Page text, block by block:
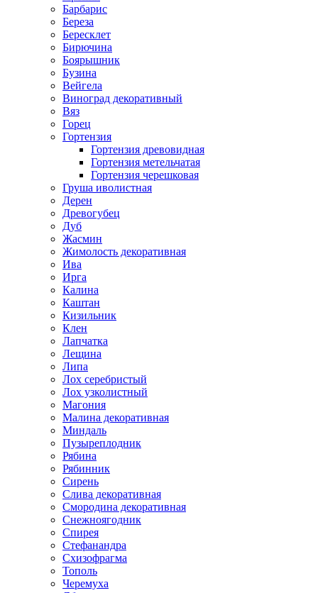
Барбарис
Береза
Бересклет
Бирючина
Боярышник
Бузина
Вейгела
Виноград декоративный
Вяз
Горец
Гортензия
Гортензия древовидная
Гортензия метельчатая
Гортензия черешковая
Груша иволистная
Дерен
Древогубец
Дуб
Жасмин
Жимолость декоративная
Ива
Ирга
Калина
Каштан
Кизильник
Клен
Лапчатка
Лещина
Липа
Лох серебристый
Лох узколистный
Магония
Малина декоративная
Миндаль
Пузыреплодник
Рябина
Рябинник
Сирень
Слива декоративная
Смородина декоративная
Снежноягодник
Спирея
Стефанандра
Схизофрагма
Тополь
Черемуха